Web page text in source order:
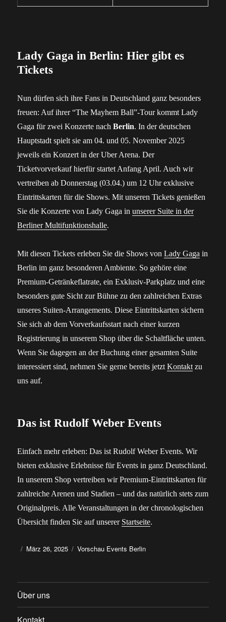
Lady Gaga in Berlin: Hier gibt es
Tickets
Nun dürfen sich ihre Fans in Deutschland ganz besonders
freuen: Auf ihrer “The Mayhem Ball”-Tour kommt Lady
Gaga für zwei Konzerte nachBerlin. In der deutschen
Hauptstadt spielt sie am 04. und 05. November 2025
jeweils ein Konzert in der Uber Arena. Der
Ticketvorverkauf hierfür startet Anfang April. Auch wir
vertreiben ab Donnerstag (03.04.) um 12 Uhr exklusive
Eintrittskarten für die Shows. Mit unseren Tickets genießen
Sie die Konzerte von Lady Gaga inunserer Suite in der
Berliner Multifunktionshalle.
Mit diesen Tickets erleben Sie die Shows vonLady Gaga in
Berlin im ganz besonderen Ambiente. So gehöre eine
Premium-Getränkeflatrate, ein Exklusiv-Parkplatz und eine
besonders gute Sicht zur Bühne zu den zahlreichen Extras
unseres Suiten-Arrangements. Diese Eintrittskarten sichern
Sie sich ab dem Vorverkaufsstart nach einer kurzen
Registrierung in unserem Shop über die Schaltfläche unten.
Wenn Sie dagegen an der Buchung einer gesamten Suite
interessiert sind, nehmen Sie gerne bereits jetztKontakt zu
uns auf.
Das ist Rudolf Weber Events
Einfach mehr erleben: Das ist Rudolf Weber Events. Wir
bieten exklusive Erlebnisse für Events in ganz Deutschland.
In unserem Shop vertreiben wir Premium-Eintrittskarten für
zahlreiche Arenen und Stadien – und das natürlich stets zum
Originalpreis. Alle Veranstaltungen in der chronologischen
Übersicht finden Sie auf unserer Startseite.
AutorVeröffentlicht
März 26, 2025 Kategorien
Vorschau Events Berlin
Über uns
Kontakt